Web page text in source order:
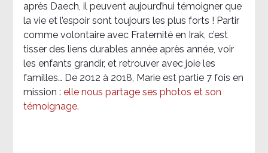
après Daech, il peuvent aujourd’hui témoigner que
la vie et l’espoir sont toujours les plus forts ! Partir
comme volontaire avec Fraternité en Irak, c’est
tisser des liens durables année après année, voir
les enfants grandir, et retrouver avec joie les
familles… De 2012 à 2018, Marie est partie 7 fois en
mission : elle nous partage ses photos et son
témoignage.